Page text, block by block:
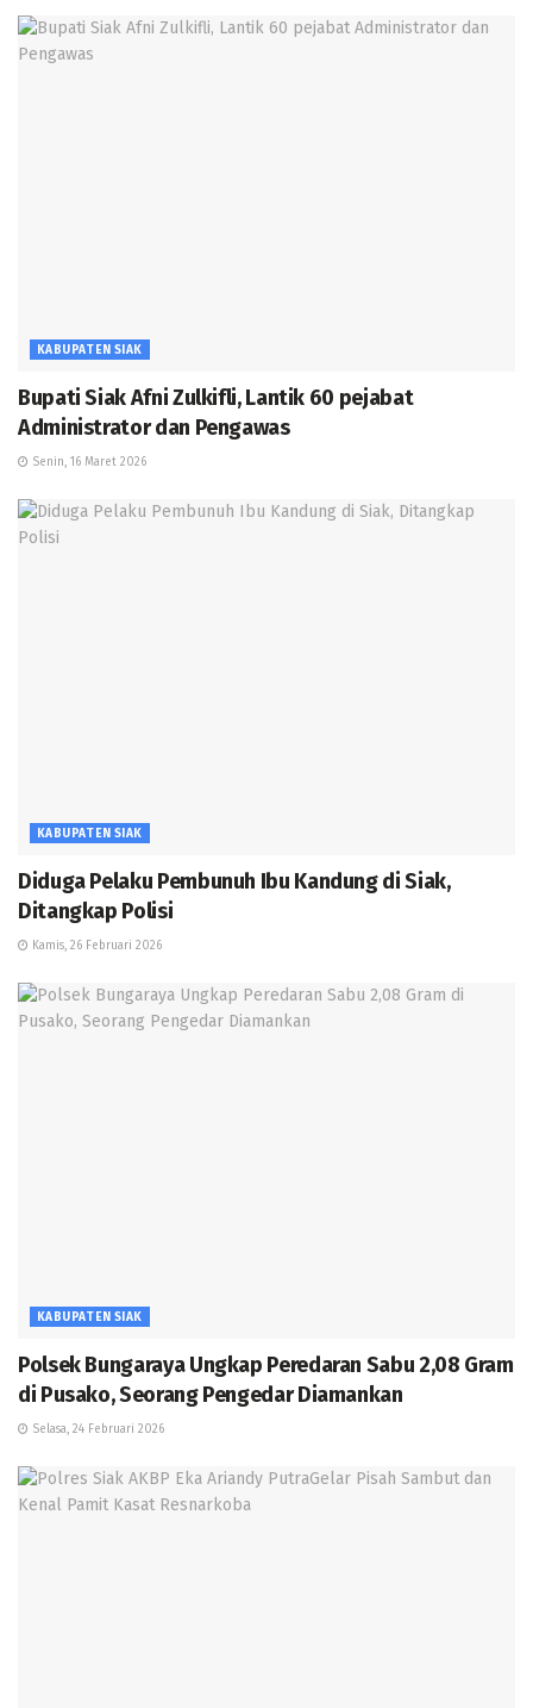
KABUPATEN SIAK
Bupati Siak Afni Zulkifli, Lantik 60 pejabat
Administrator dan Pengawas
Senin, 16 Maret 2026
KABUPATEN SIAK
Diduga Pelaku Pembunuh Ibu Kandung di Siak,
Ditangkap Polisi
Kamis, 26 Februari 2026
KABUPATEN SIAK
Polsek Bungaraya Ungkap Peredaran Sabu 2,08 Gram
di Pusako, Seorang Pengedar Diamankan
Selasa, 24 Februari 2026